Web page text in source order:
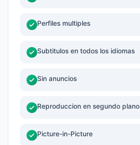
Perfiles multiples
Subtitulos en todos los idiomas
Sin anuncios
Reproduccion en segundo plano
Picture-in-Picture